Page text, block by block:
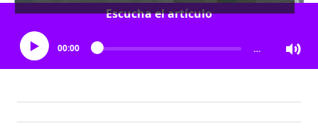
Escucha el artículo
00:00 …